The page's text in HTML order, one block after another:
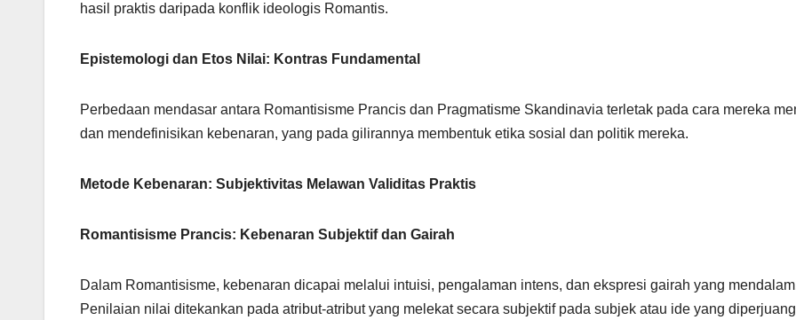
hasil praktis daripada konflik ideologis Romantis.
Epistemologi dan Etos Nilai: Kontras Fundamental
Perbedaan mendasar antara Romantisisme Prancis dan Pragmatisme Skandinavia terletak pada cara mereka
dan mendefinisikan kebenaran, yang pada gilirannya membentuk etika sosial dan politik mereka.
Metode Kebenaran: Subjektivitas Melawan Validitas Praktis
Romantisisme Prancis: Kebenaran Subjektif dan Gairah
Dalam Romantisisme, kebenaran dicapai melalui intuisi, pengalaman intens, dan ekspresi gairah yang
Penilaian nilai ditekankan pada atribut-atribut yang melekat secara subjektif pada subjek atau ide yang